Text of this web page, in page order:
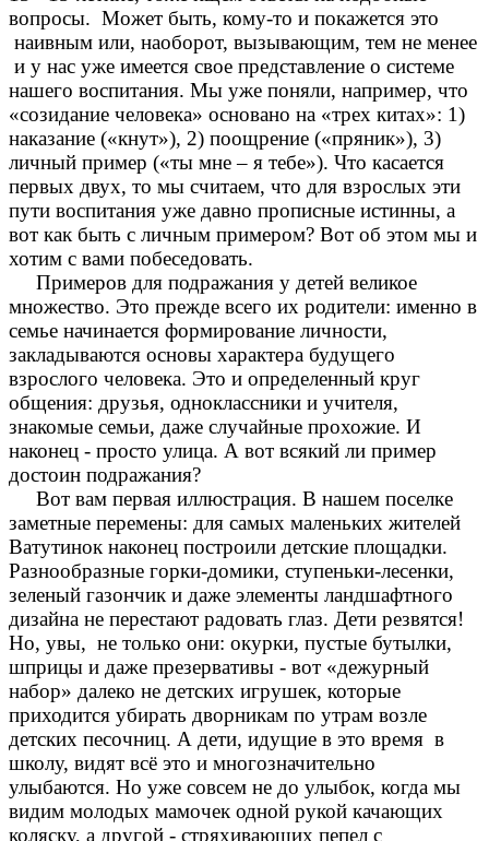
вопросы. Может быть, кому-то и покажется это
наивным или, наоборот, вызывающим, тем не менее
и у нас уже имеется свое представление о системе
нашего воспитания. Мы уже поняли, например, что
«созидание человека» основано на «трех китах»: 1)
наказание («кнут»), 2) поощрение («пряник»), 3)
личный пример («ты мне – я тебе»). Что касается
первых двух, то мы считаем, что для взрослых эти
пути воспитания уже давно прописные истинны, а
вот как быть с личным примером? Вот об этом мы и
хотим с вами побеседовать.
Примеров для подражания у детей великое
множество. Это прежде всего их родители: именно в
семье начинается формирование личности,
закладываются основы характера будущего
взрослого человека. Это и определенный круг
общения: друзья, одноклассники и учителя,
знакомые семьи, даже случайные прохожие. И
наконец - просто улица. А вот всякий ли пример
достоин подражания?
Вот вам первая иллюстрация. В нашем поселке
заметные перемены: для самых маленьких жителей
Ватутинок наконец построили детские площадки.
Разнообразные горки-домики, ступеньки-лесенки,
зеленый газончик и даже элементы ландшафтного
дизайна не перестают радовать глаз. Дети резвятся!
Но, увы, не только они: окурки, пустые бутылки,
шприцы и даже презервативы - вот «дежурный
набор» далеко не детских игрушек, которые
приходится убирать дворникам по утрам возле
детских песочниц. А дети, идущие в это время в
школу, видят всё это и многозначительно
улыбаются. Но уже совсем не до улыбок, когда мы
видим молодых мамочек одной рукой качающих
коляску, а другой - стряхивающих пепел с